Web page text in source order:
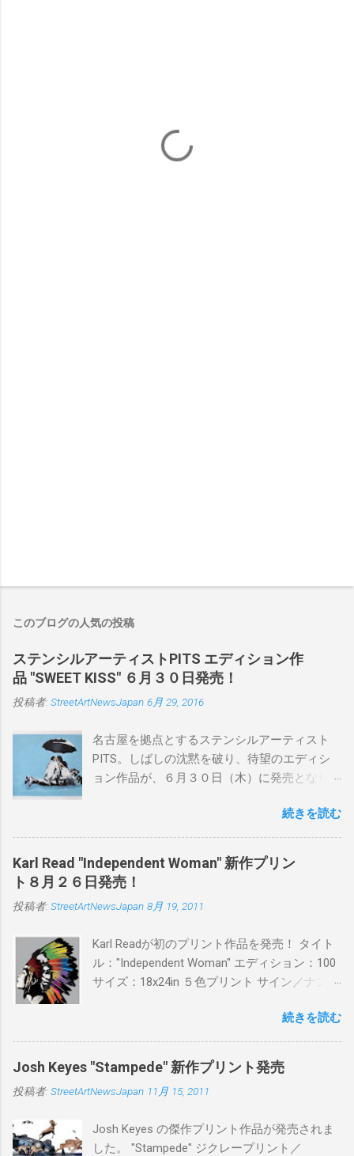
このブログの人気の投稿
ステンシルアーティストPITS エディション作
品 "SWEET KISS" ６月３０日発売！
投稿者: StreetArtNewsJapan 6月 29, 2016
名古屋を拠点とするステンシルアーティスト
PITS。しばしの沈黙を破り、待望のエディシ
ョン作品が、６月３０日（木）に発売となり
品に落とし込むスタイルは今作でも健在。(
PITSの過去記事はこちらから ) 発売日：6月30
日(木)19時 タイトル：SWEET KISS カラー：
BLUE/MINT GREEN/PINK/YELLOW エディショ
ン：各色５ サイズ：800mm × 550mm 価格：
¥16,000(¥17,280) 購入は、 こちら から
続きを読む
Karl Read "Independent Woman" 新作プリン
ト８月２６日発売！
投稿者: StreetArtNewsJapan 8月 19, 2011
Karl Readが初のプリント作品を発売！ タイト
ル："Independent Woman" エディション：100
サイズ：18x24in ５色プリント サイン／ナンバ
ドフィニッシュバージョン（エディション：
25）$125 購入は８月２６日に こちら から
続きを読む
Josh Keyes "Stampede" 新作プリント発売
投稿者: StreetArtNewsJapan 11月 15, 2011
Josh Keyes の傑作プリント作品が発売されま
した。 "Stampede" ジクレープリント／